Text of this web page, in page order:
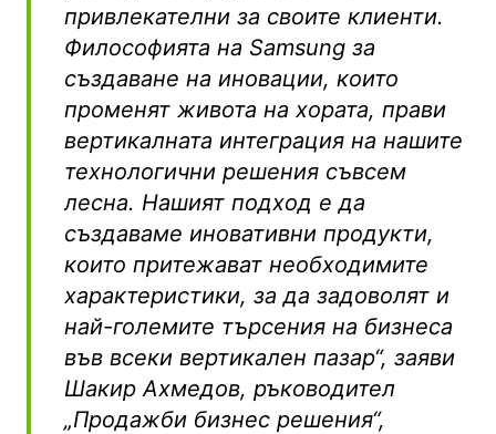
привлекателни за своите клиенти.
Философията на Samsung за
създаване на иновации, които
променят живота на хората, прави
вертикалната интеграция на нашите
технологични решения съвсем
лесна. Нашият подход е да
създаваме иновативни продукти,
които притежават необходимите
характеристики, за да задоволят и
най-големите търсения на бизнеса
във всеки вертикален пазар“, заяви
Шакир Ахмедов, ръководител
„Продажби бизнес решения“,